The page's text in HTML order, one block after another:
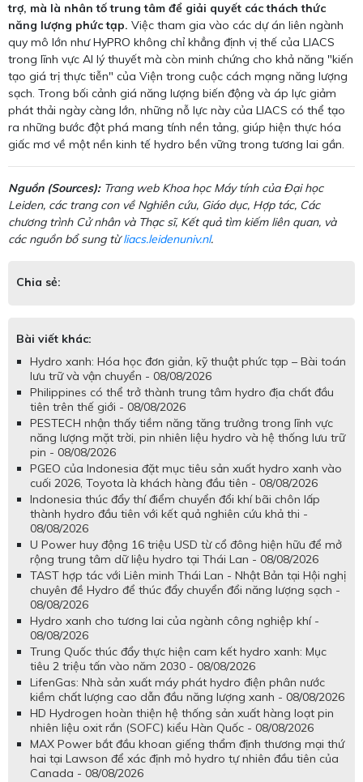
trợ, mà là nhân tố trung tâm để giải quyết các thách thức
năng lượng phức tạp. Việc tham gia vào các dự án liên ngành
quy mô lớn như HyPRO không chỉ khẳng định vị thế của LIACS
trong lĩnh vực AI lý thuyết mà còn minh chứng cho khả năng "kiến
tạo giá trị thực tiễn" của Viện trong cuộc cách mạng năng lượng
sạch. Trong bối cảnh giá năng lượng biến động và áp lực giảm
phát thải ngày càng lớn, những nỗ lực này của LIACS có thể tạo
ra những bước đột phá mang tính nền tảng, giúp hiện thực hóa
giấc mơ về một nền kinh tế hydro bền vững trong tương lai gần.
Nguồn (Sources):Trang web Khoa học Máy tính của Đại học
Leiden, các trang con về Nghiên cứu, Giáo dục, Hợp tác, Các
chương trình Cử nhân và Thạc sĩ, Kết quả tìm kiếm liên quan, và
các nguồn bổ sung từliacs.leidenuniv.nl.
Chia sẻ:
Bài viết khác:
Hydro xanh: Hóa học đơn giản, kỹ thuật phức tạp – Bài toán
lưu trữ và vận chuyển - 08/08/2026
Philippines có thể trở thành trung tâm hydro địa chất đầu
tiên trên thế giới - 08/08/2026
PESTECH nhận thấy tiềm năng tăng trưởng trong lĩnh vực
năng lượng mặt trời, pin nhiên liệu hydro và hệ thống lưu trữ
pin - 08/08/2026
PGEO của Indonesia đặt mục tiêu sản xuất hydro xanh vào
cuối 2026, Toyota là khách hàng đầu tiên - 08/08/2026
Indonesia thúc đẩy thí điểm chuyển đổi khí bãi chôn lấp
thành hydro đầu tiên với kết quả nghiên cứu khả thi -
08/08/2026
U Power huy động 16 triệu USD từ cổ đông hiện hữu để mở
rộng trung tâm dữ liệu hydro tại Thái Lan - 08/08/2026
TAST hợp tác với Liên minh Thái Lan - Nhật Bản tại Hội nghị
chuyên đề Hydro để thúc đẩy chuyển đổi năng lượng sạch -
08/08/2026
Hydro xanh cho tương lai của ngành công nghiệp khí -
08/08/2026
Trung Quốc thúc đẩy thực hiện cam kết hydro xanh: Mục
tiêu 2 triệu tấn vào năm 2030 - 08/08/2026
LifenGas: Nhà sản xuất máy phát hydro điện phân nước
kiềm chất lượng cao dẫn đầu năng lượng xanh - 08/08/2026
HD Hydrogen hoàn thiện hệ thống sản xuất hàng loạt pin
nhiên liệu oxit rắn (SOFC) kiểu Hàn Quốc - 08/08/2026
MAX Power bắt đầu khoan giếng thẩm định thương mại thứ
hai tại Lawson để xác định mỏ hydro tự nhiên đầu tiên của
Canada - 08/08/2026